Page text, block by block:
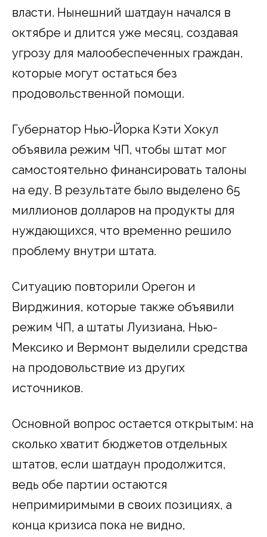
власти. Нынешний шатдаун начался в
октябре и длится уже месяц, создавая
угрозу для малообеспеченных граждан,
которые могут остаться без
продовольственной помощи.
Губернатор Нью-Йорка Кэти Хокул
объявила режим ЧП, чтобы штат мог
самостоятельно финансировать талоны
на еду. В результате было выделено 65
миллионов долларов на продукты для
нуждающихся, что временно решило
проблему внутри штата.
Ситуацию повторили Орегон и
Вирджиния, которые также объявили
режим ЧП, а штаты Луизиана, Нью-
Мексико и Вермонт выделили средства
на продовольствие из других
источников.
Основной вопрос остается открытым: на
сколько хватит бюджетов отдельных
штатов, если шатдаун продолжится,
ведь обе партии остаются
непримиримыми в своих позициях, а
конца кризиса пока не видно,